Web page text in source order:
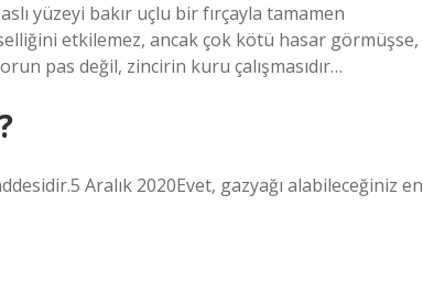
yüzeyi bakır uçlu bir fırçayla tamamen
etkilemez, ancak çok kötü hasar görmüşse,
pas değil, zincirin kuru çalışmasıdır…
Aralık 2020Evet, gazyağı alabileceğiniz en